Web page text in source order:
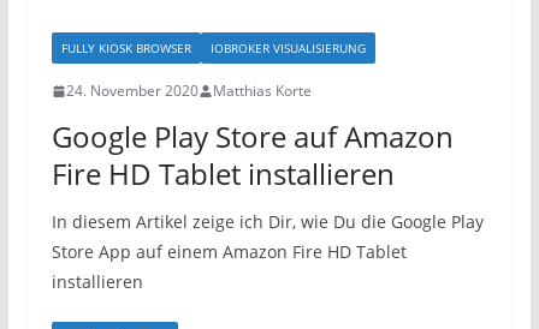
FULLY KIOSK BROWSER IOBROKER VISUALISIERUNG
24. November 2020 Matthias Korte
Google Play Store auf Amazon
Fire HD Tablet installieren
In diesem Artikel zeige ich Dir, wie Du die Google Play
Store App auf einem Amazon Fire HD Tablet
installieren